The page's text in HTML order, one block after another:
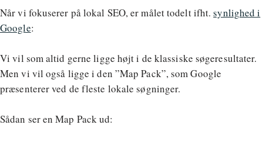
Når vi fokuserer på lokal SEO, er målet todelt ifht.synlighed i
Google:
Vi vil som altid gerne ligge højt i de klassiske søgeresultater.
Men vi vil også ligge i den ”Map Pack”, som Google
præsenterer ved de fleste lokale søgninger.
Sådan ser en Map Pack ud: